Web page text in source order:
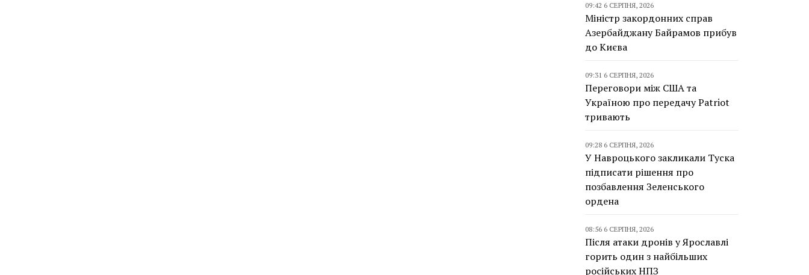
09:42 6 СЕРПНЯ, 2026
Міністр закордонних справ
Азербайджану Байрамов прибув
до Києва
09:31 6 СЕРПНЯ, 2026
Переговори між США та
Україною про передачу Patriot
тривають
09:28 6 СЕРПНЯ, 2026
У Навроцького закликали Туска
підписати рішення про
позбавлення Зеленського
ордена
08:56 6 СЕРПНЯ, 2026
Після атаки дронів у Ярославлі
горить один з найбільших
російських НПЗ